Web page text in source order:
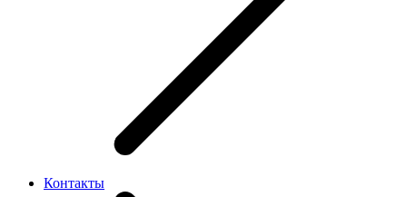
Контакты